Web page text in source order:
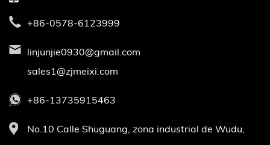
+86-0578-6123999
linjunjie0930@gmail.com
sales1@zjmeixi.com
+86-13735915463
No.10 Calle Shuguang, zona industrial de Wudu,